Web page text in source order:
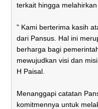
terkait hingga
" Kami berterima kasih
dari Pansus. Hal ini
berharga bagi
mewujudkan visi dan
H Paisal.
Menanggapi catatan
komitmennya untuk